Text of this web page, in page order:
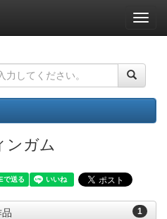
ナ
ビ
ー
ョ
ン
ンガム
1